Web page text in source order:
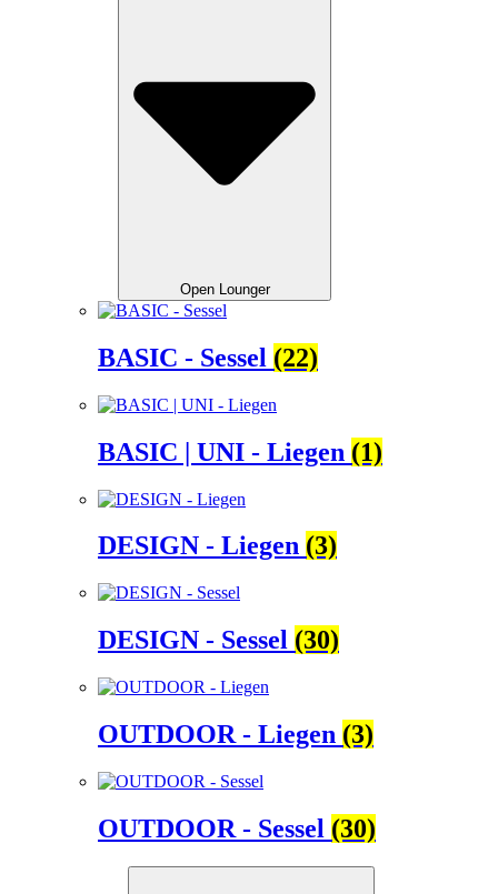
Open Lounger
BASIC - Sessel (22)
BASIC | UNI - Liegen (1)
DESIGN - Liegen (3)
DESIGN - Sessel (30)
OUTDOOR - Liegen (3)
OUTDOOR - Sessel (30)